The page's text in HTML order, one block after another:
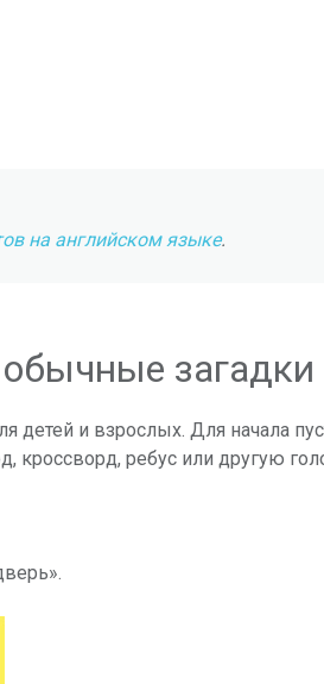
на английском языке.
загадки
детей и взрослых. Для начала
кроссворд, ребус или другую